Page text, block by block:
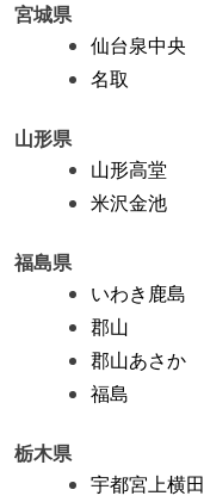
宮城県
仙台泉中央
名取
山形県
山形高堂
米沢金池
福島県
いわき鹿島
郡山
郡山あさか
福島
栃木県
宇都宮上横田